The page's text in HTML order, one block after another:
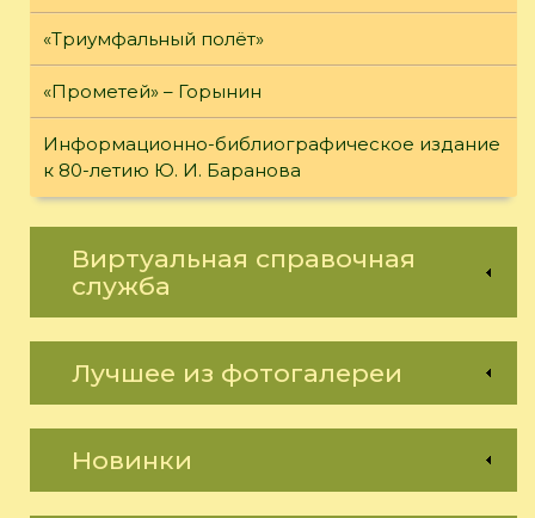
«Триумфальный полёт»
«Прометей» – Горынин
Информационно-библиографическое издание
к 80-летию Ю. И. Баранова
Виртуальная справочная
служба
Лучшее из фотогалереи
Новинки